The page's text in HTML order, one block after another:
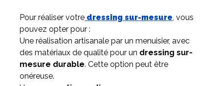
Pour réaliser votre dressing sur-mesure, vous
pouvez opter pour :
Une réalisation artisanale par un menuisier, avec
des matériaux de qualité pour un dressing sur-
mesure durable. Cette option peut être
onéreuse.